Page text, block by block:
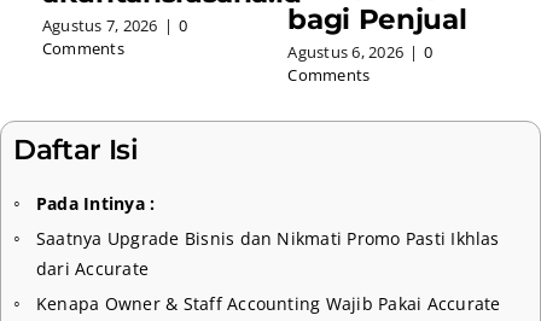
Daftar Isi
Pada Intinya :
Saatnya Upgrade Bisnis dan Nikmati Promo Pasti Ikhlas
dari Accurate
Kenapa Owner & Staff Accounting Wajib Pakai Accurate
Agustus 7, 2026 | 0
Comments
bagi Penjual
Agustus 6, 2026 | 0
Comments